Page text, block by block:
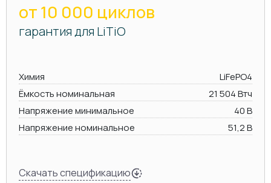
от 10 000 циклов
гарантия для LiTiO
Химия
LiFePO4
Ёмкость номинальная
21 504 Втч
Напряжение минимальное
40 В
Напряжение номинальное
51,2 В
Скачать спецификацию